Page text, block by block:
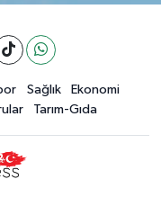
Sağlık
Ekonomi
Tarım-Gıda